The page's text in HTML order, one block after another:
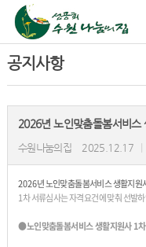
공지사항
2026년 노인맞춤돌봄서비스
수원나눔의집 2025.12.17
2026년 노인맞춤돌봄서비스 생활지원
1차 서류심사는 자격요건에 맞춰 선발
●노인맞춤돌봄서비스 생활지원사1